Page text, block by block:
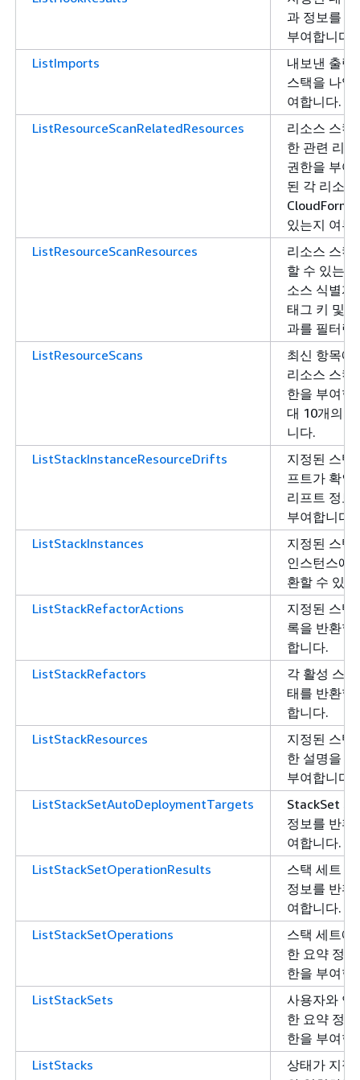
과 정보를
부여합니다.
ListImports
내보낸 출력
스택을 나열
여합니다.
ListResourceScanRelatedResources
리소스 스캔
한 관련 리
권한을 부여
된 각 리소
있는지 여부
ListResourceScanResources
리소스 스캔
할 수 있는
소스 식별자
태그 키 및
과를 필터링
ListResourceScans
최신 항목에
리소스 스캔
한을 부여합
대 10개의
니다.
ListStackInstanceResourceDrifts
지정된 스택
프트가 확인
리프트 정보
부여합니다.
ListStackInstances
지정된 스택
인스턴스에
환할 수 있
ListStackRefactorActions
지정된 스택
록을 반환할
합니다.
ListStackRefactors
각 활성 스
태를 반환할
합니다.
ListStackResources
지정된 스택
한 설명을
부여합니다.
ListStackSetAutoDeploymentTargets
StackSet 자
정보를 반환
여합니다.
ListStackSetOperationResults
스택 세트
정보를 반환
여합니다.
ListStackSetOperations
스택 세트에
한 요약 정
한을 부여합
ListStackSets
사용자와 연
한 요약 정
한을 부여합
ListStacks
상태가 지